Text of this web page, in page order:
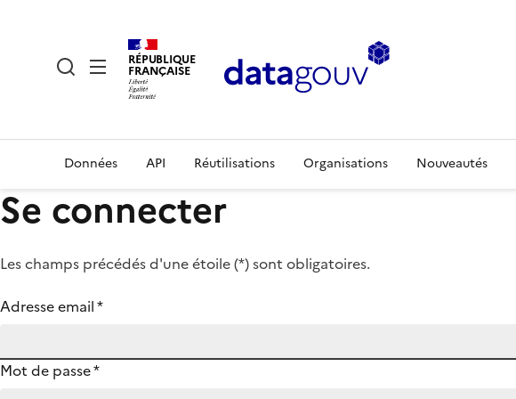
RÉPUBLIQUE
FRANÇAISE
Données API Réutilisations Organisations Nouveautés
Se connecter
Les champs précédés d'une étoile (*) sont obligatoires.
Adresse email*
Mot de passe*